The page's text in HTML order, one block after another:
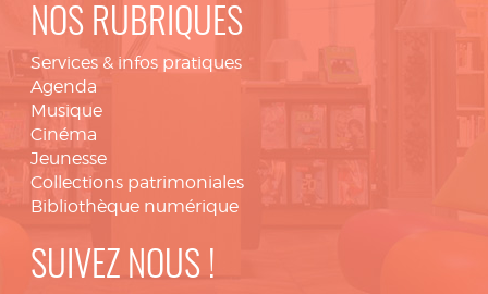
NOS RUBRIQUES
Services & infos pratiques
Agenda
Musique
Cinéma
Jeunesse
Collections patrimoniales
Bibliothèque numérique
SUIVEZ NOUS !